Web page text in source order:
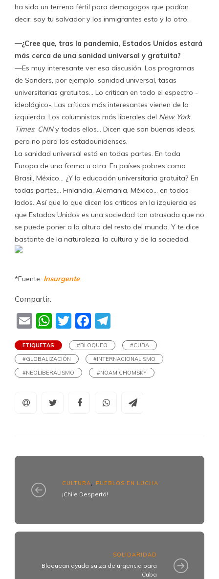
ha sido un terreno fértil para demagogos que podían
decir: soy tu salvador y los inmigrantes esto y lo otro.
—¿Cree que, tras la pandemia, Estados Unidos estará
más cerca de una sanidad universal y gratuita?
—Es muy interesante ver esa discusión. Los programas
de Sanders, por ejemplo, sanidad universal, tasas
universitarias gratuitas… Lo critican en todo el espectro -
ideológico-. Las críticas más interesantes vienen de la
izquierda. Los columnistas más liberales del New York
Times, CNNy todos ellos… Dicen que son buenas ideas,
pero no para los estadounidenses.
La sanidad universal está en todas partes. En toda
Europa de una forma u otra. En países pobres como
Brasil, México… ¿Y la educación universitaria gratuita? En
todas partes… Finlandia, Alemania, México… en todos
lados. Así que lo que dicen los críticos en la izquierda es
que Estados Unidos es una sociedad tan atrasada que no
se puede poner a la altura del resto del mundo. Y te dice
bastante de la naturaleza, la cultura y de la sociedad.
*Fuente: Insurgente
Compartir:
EmailWhatsApp
TwitterFacebook
ETIQUETAS #BLOQUEO
#CUBA
#GLOBALIZACIÓN
#INTERNACIONALISMO
#NEOLIBERALISMO
#NOAM CHOMSKY
CULTURA PUEBLOS EN LUCHA
¡Chile Despertó!
SOLIDARIDAD
Bloquean ayuda suiza de urgencia para
Cuba